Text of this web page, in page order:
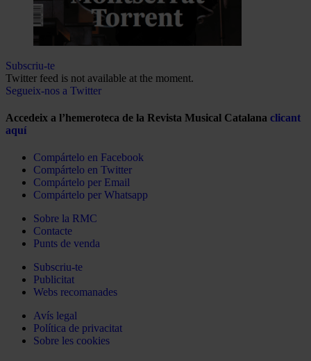
Subscriu-te
Twitter feed is not available at the moment.
Segueix-nos a Twitter
Accedeix a l’hemeroteca de la Revista Musical Catalana clicant
aquí
Compártelo en Facebook
Compártelo en Twitter
Compártelo per Email
Compártelo per Whatsapp
Sobre la RMC
Contacte
Punts de venda
Subscriu-te
Publicitat
Webs recomanades
Avís legal
Política de privacitat
Sobre les cookies